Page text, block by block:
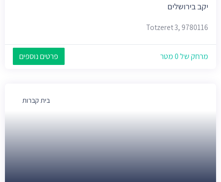
יקב בירושלים
Totzeret 3, 9780116
מרחק של 0 מטר פרטים נוספים
בית קברות